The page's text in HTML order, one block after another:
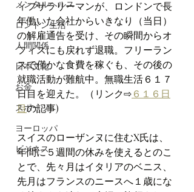
メンタルヘルス
ロンドン生活
人間関係
日本文化
お金
スポーツ
ヨーロッパ
ビジネス
ィフサラリーマンが、ロンドンで長
年働いた会社からいきなり（当日）
の解雇通告を受け、その瞬間からオ
フィスにも戻れず退職。フリーラン
スで僅かな食費を稼ぐも、その後の
就職活動が難航中。無職生活６１７
日目を迎えた。（リンク⇨６１６日
目の記事)
スイスのローザンヌに住むX氏は、
年間に５週間の休みを使えるとのこ
とで、先々月はイタリアのベニス、
先月はフランスのニースへ１歳にな